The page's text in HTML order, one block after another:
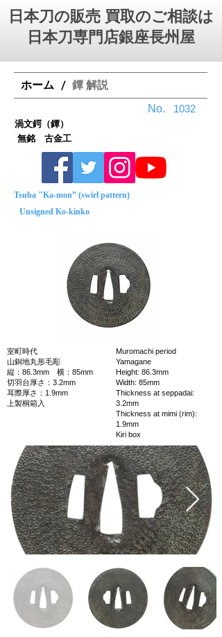
日本刀の販売 買取のご相談は
日本刀専門店銀座⻑州屋
ホーム / 鐔 解説
No.
無銘 古金工
Tsuba "Ka-mon” (swirl pattern)
Unsigned Ko-kinko
室町時代
山銅地丸形毛彫
縦：86.3mm 横：85mm
切羽台厚さ：3.2mm
耳際厚さ：1.9mm
上製桐箱入
Muromachi period
Yamagane
Height: 86.3mm
Width: 85mm
Thickness at seppadai:
3.2mm
Thickness at mimi (rim):
1.9mm
Kiri box
渦文鍔（鐔）
1032